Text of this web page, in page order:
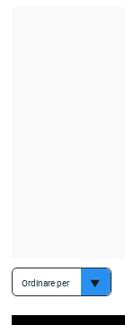
Ordinare per